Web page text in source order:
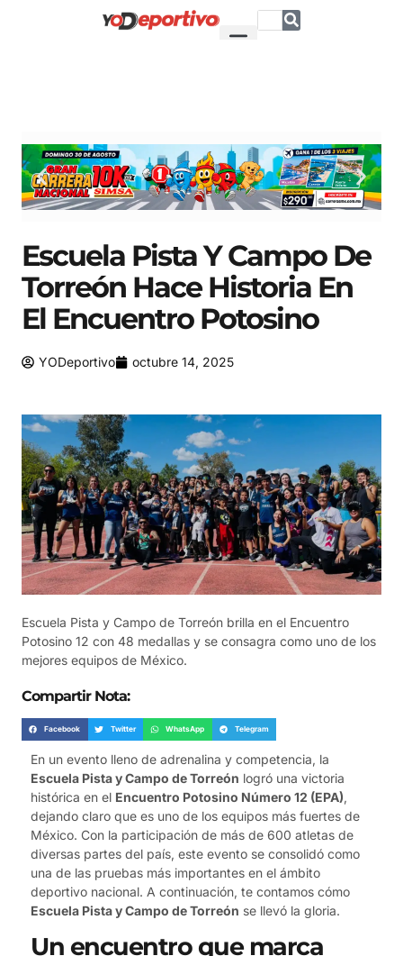
Escuela Pista Y Campo De
Torreón Hace Historia En
El Encuentro Potosino
YODeportivo octubre 14, 2025
Escuela Pista y Campo de Torreón brilla en el Encuentro
Potosino 12 con 48 medallas y se consagra como uno de los
mejores equipos de México.
Compartir Nota:
Facebook Twitter WhatsApp Telegram
En un evento lleno de adrenalina y competencia, la
Escuela Pista y Campo de Torreón logró una victoria
histórica en el Encuentro Potosino Número 12 (EPA),
dejando claro que es uno de los equipos más fuertes de
México. Con la participación de más de 600 atletas de
diversas partes del país, este evento se consolidó como
una de las pruebas más importantes en el ámbito
deportivo nacional. A continuación, te contamos cómo
Escuela Pista y Campo de Torreón se llevó la gloria.
Un encuentro que marca